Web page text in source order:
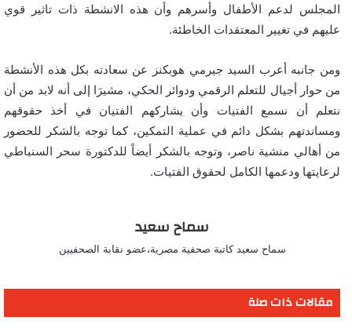
المجلس لدعم الأطفال وأسرهم وأن هذه الانشطة ذات تاثير قوي
عليهم في تغيير المعتقدات الخاطئة.
ومن جانبه أعرب السيد جيرمي هوبكنز عن سعادته بكل هذه الأنشطة
من حوار أجيال للتعلم الرقمي ودوائر الحكي، مشيرَا إلى أنه لابد من أن
نتعلم أن نسمع الفتيات وأن يشاركهم الفتيان في أخذ حقوقهم
ومساندتهم بشكل دائم في عملية التمكين، كما توجه بالشكر للحضور
من أهالي منشية ناصر، وتوجه بالشكر أيضاً للدكتورة سحر السنباطي
لرعايتها ودعمها الكامل لحقوق الفتيات.
سماح سعيد
سماح سعيد كاتبة صحفية مصرية،عضو نقابة الصحفيين
مقالات ذات صلة